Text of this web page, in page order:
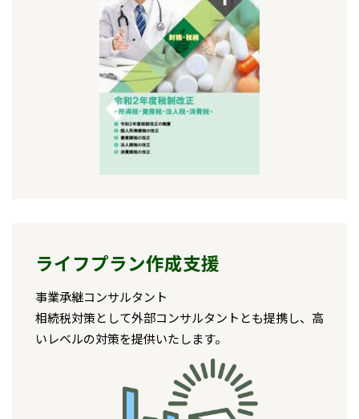
ライフプラン作成支援
事業承継コンサルタント
相続税対策として外部コンサルタントとも提携し、高
いレベルの対策を提供いたします。